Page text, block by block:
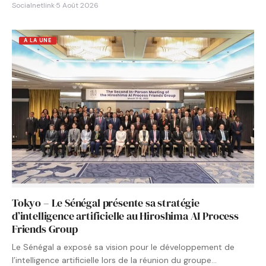
Socialnetlink·5 Août 2026
A LA UNE
Tokyo – Le Sénégal présente sa stratégie
d’intelligence artificielle au Hiroshima AI Process
Friends Group
Le Sénégal a exposé sa vision pour le développement de
l’intelligence artificielle lors de la réunion du groupe…